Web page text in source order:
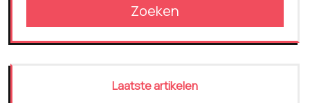
Zoeken
Laatste artikelen